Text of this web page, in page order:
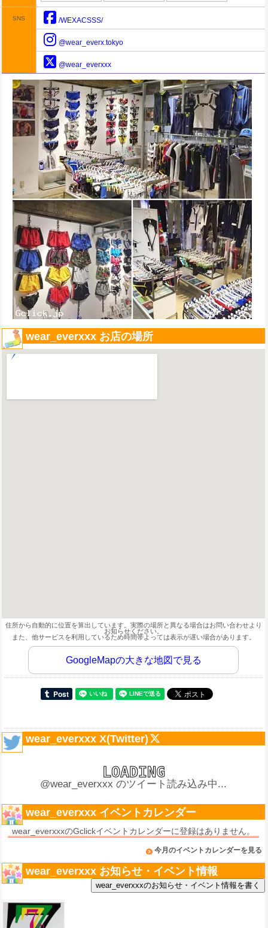
SNS /WEXACSSS/
@wear_everx.tokyo
@wear_everxxx
wear_everxxx お店の場所
住所から自動的に位置を算出しています。実際の場所と異なる場合はお問い合わせより
お知らせください。
また、他サービスを利用しているため時間帯よっては表示が遅い場合があります。
GoogleMapの大きな地図で見る
wear_everxxx X(Twitter)
@wear_everxxx のツイート読み込み中...
wear_everxxx イベントカレンダー
wear_everxxxのGclickイベントカレンダーに登録はありません。
今月のイベントカレンダーを見る
wear_everxxx お知らせ・イベント情報